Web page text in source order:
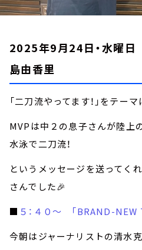
2025年9月24日・水曜日
島由香里
「二刀流やってます！」をテー
MVPは中２の息子さんが陸上
水泳で二刀流！
というメッセージを送ってく
さんでした🎉
■ ５：４０～ 「BRAND-NEW
今朝はジャーナリストの清水